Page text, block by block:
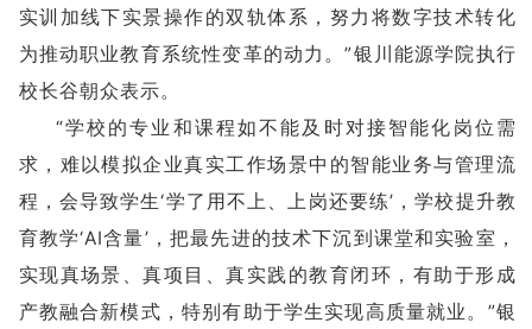
实训加线下实景操作的双轨体系，努力将数字技术转化
为推动职业教育系统性变革的动力。”银川能源学院执行
校长谷朝众表示。
“学校的专业和课程如不能及时对接智能化岗位需
求，难以模拟企业真实工作场景中的智能业务与管理流
程，会导致学生‘学了用不上、上岗还要练’，学校提升教
育教学‘AI含量’，把最先进的技术下沉到课堂和实验室，
实现真场景、真项目、真实践的教育闭环，有助于形成
产教融合新模式，特别有助于学生实现高质量就业。”银